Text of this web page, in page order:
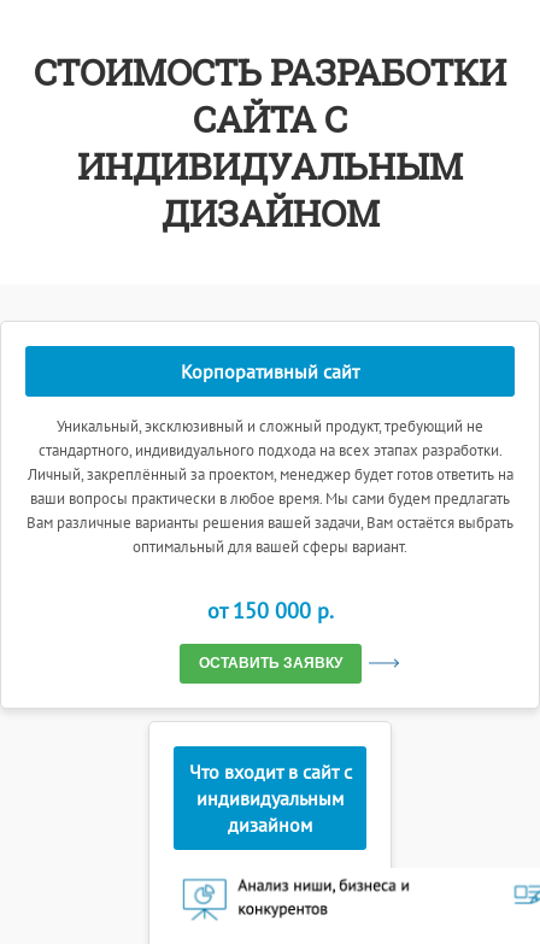
СТОИМОСТЬ РАЗРАБОТКИ
САЙТА С
ИНДИВИДУАЛЬНЫМ
ДИЗАЙНОМ
Корпоративный сайт
Уникальный, эксклюзивный и сложный продукт, требующий не
стандартного, индивидуального подхода на всех этапах разработки.
Личный, закреплённый за проектом, менеджер будет готов ответить на
ваши вопросы практически в любое время. Мы сами будем предлагать
Вам различные варианты решения вашей задачи, Вам остаётся выбрать
оптимальный для вашей сферы вариант.
от 150 000 p.
ОСТАВИТЬ ЗАЯВКУ
Что входит в сайт с
индивидуальным
дизайном